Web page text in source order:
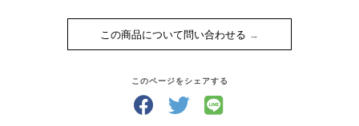
この商品について問い合わせる
このページをシェアする